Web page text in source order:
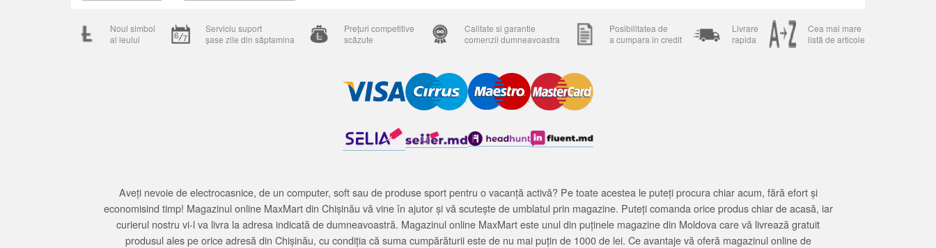
Noul simbol
al leului
Serviciu suport
șase zile din săptamina
Prețuri competitive
scăzute
Calitate si garantie
comenzii dumneavoastra
Posibilitatea de
a cumpara in credit
Livrare
rapida
Cea mai mare
listă de articole
Aveți nevoie de electrocasnice, de un computer, soft sau de produse sport pentru o vacanță activă? Pe toate acestea le puteți procura chiar acum, fără efort și
economisind timp! Magazinul online MaxMart din Chișinău vă vine în ajutor și vă scutește de umblatul prin magazine. Puteți comanda orice produs chiar de acasă, iar
curierul nostru vi-l va livra la adresa indicată de dumneavoastră. Magazinul online MaxMart este unul din puținele magazine din Moldova care vă livrează gratuit
produsul ales pe orice adresă din Chișinău, cu condiția că suma cumpărăturii este de nu mai puțin de 1000 de lei. Ce avantaje vă oferă magazinul online de